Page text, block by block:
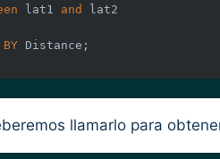
lat1 and
BY
llamarlo para